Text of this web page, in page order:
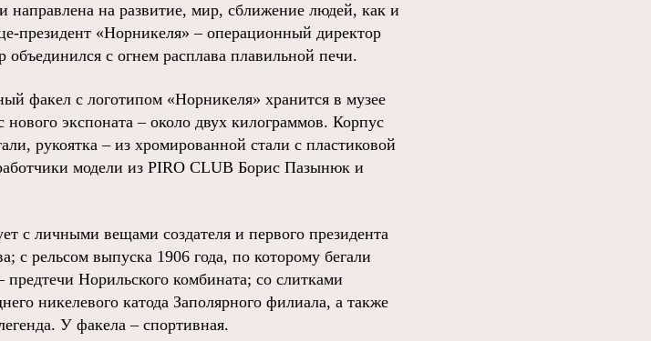
направлена на развитие, мир, сближение людей, как и
президент «Норникеля» – операционный директор
объединился с огнем расплава плавильной печи.
факел с логотипом «Норникеля» хранится в музее
нового экспоната – около двух килограммов. Корпус
рукоятка – из хромированной стали с пластиковой
модели из PIRO CLUB Борис Пазынюк и
с личными вещами создателя и первого президента
рельсом выпуска 1906 года, по которому бегали
предтечи Норильского комбината; со слитками
никелевого катода Заполярного филиала, а также
У факела – спортивная.